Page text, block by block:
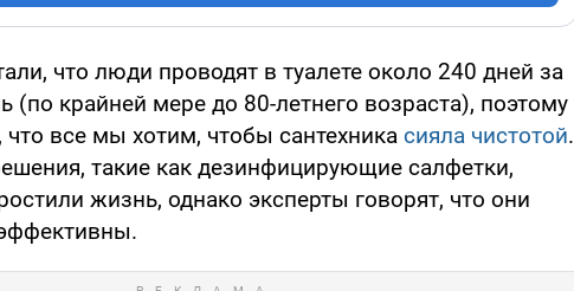
что люди проводят в туалете около 240 дней за
крайней мере до 80-летнего возраста), поэтому
что все мы хотим, чтобы сантехника сияла чистотой.
такие как дезинфицирующие салфетки,
жизнь, однако эксперты говорят, что они